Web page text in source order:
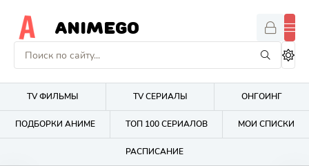
ANIMEGO
TV ФИЛЬМЫ TV СЕРИАЛЫ ОНГОИНГ
ПОДБОРКИ АНИМЕ ТОП 100 СЕРИАЛОВ МОИ СПИСКИ
РАСПИСАНИЕ